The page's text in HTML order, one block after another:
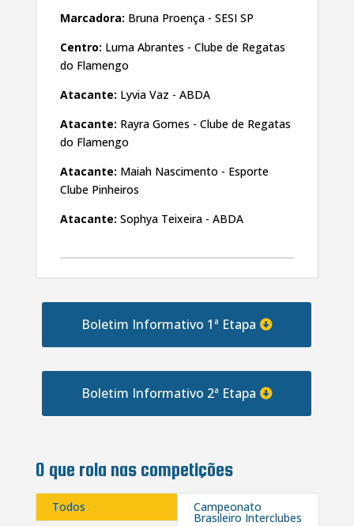
Marcadora: Bruna Proença - SESI SP
Centro: Luma Abrantes - Clube de Regatas
do Flamengo
Atacante: Lyvia Vaz - ABDA
Atacante: Rayra Gomes - Clube de Regatas
do Flamengo
Atacante: Maiah Nascimento - Esporte
Clube Pinheiros
Atacante: Sophya Teixeira - ABDA
Boletim Informativo 1ª Etapa
Boletim Informativo 2ª Etapa
O que rola nas competições
Todos Campeonato
Brasileiro Interclubes